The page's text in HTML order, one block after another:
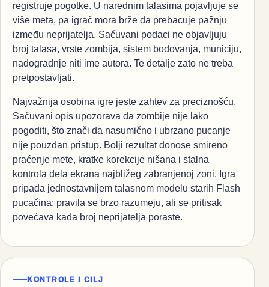
registruje pogotke. U narednim talasima pojavljuje se
više meta, pa igrač mora brže da prebacuje pažnju
između neprijatelja. Sačuvani podaci ne objavljuju
broj talasa, vrste zombija, sistem bodovanja, municiju,
nadogradnje niti ime autora. Te detalje zato ne treba
pretpostavljati.
Najvažnija osobina igre jeste zahtev za preciznošću.
Sačuvani opis upozorava da zombije nije lako
pogoditi, što znači da nasumično i ubrzano pucanje
nije pouzdan pristup. Bolji rezultat donose smireno
praćenje mete, kratke korekcije nišana i stalna
kontrola dela ekrana najbližeg zabranjenoj zoni. Igra
pripada jednostavnijem talasnom modelu starih Flash
pucačina: pravila se brzo razumeju, ali se pritisak
povećava kada broj neprijatelja poraste.
KONTROLE I CILJ